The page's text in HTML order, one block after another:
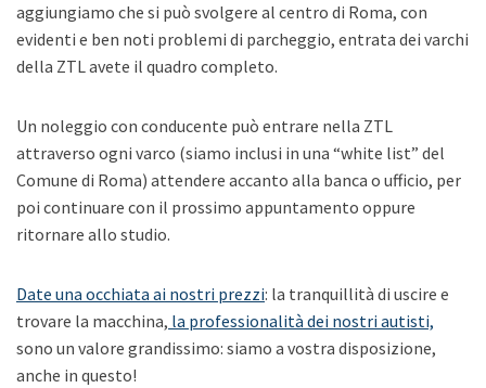
aggiungiamo che si può svolgere al centro di Roma, con
evidenti e ben noti problemi di parcheggio, entrata dei varchi
della ZTL avete il quadro completo.
Un noleggio con conducente può entrare nella ZTL
attraverso ogni varco (siamo inclusi in una “white list” del
Comune di Roma) attendere accanto alla banca o ufficio, per
poi continuare con il prossimo appuntamento oppure
ritornare allo studio.
Date una occhiata ai nostri prezzi: la tranquillità di uscire e
trovare la macchina, la professionalità dei nostri autisti,
sono un valore grandissimo: siamo a vostra disposizione,
anche in questo!